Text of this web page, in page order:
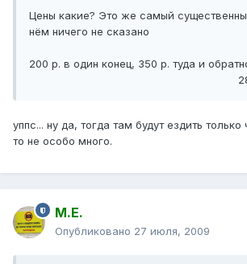
Цены какие? Это же самый
нём ничего не сказано
200 р. в один конец, 350 р. туда и
уппс... ну да, тогда там будут ездить только
то не особо много.
М.Е.
Опубликовано 27 июля, 2009